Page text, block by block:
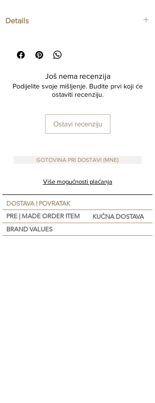
Details
Još nema recenzija
Podijelite svoje mišljenje. Budite prvi koji će
ostaviti recenziju.
Ostavi recenziju
GOTOVINA PRI DOSTAVI (MNE)
Više mogućnosti plaćanja
DOSTAVA I POVRATAK
PRE | MADE ORDER ITEM
KUĆNA DOSTAVA
BRAND VALUES